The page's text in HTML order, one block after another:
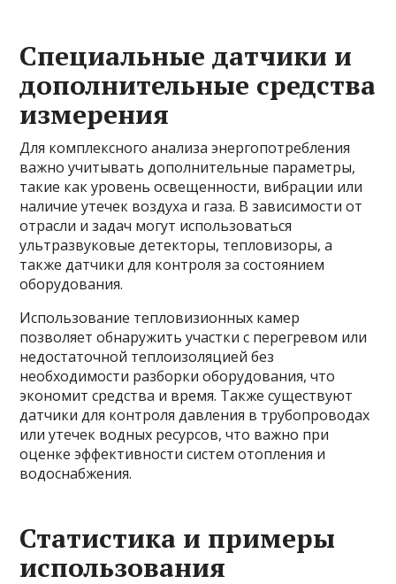
Специальные датчики и
дополнительные средства
измерения
Для комплексного анализа энергопотребления
важно учитывать дополнительные параметры,
такие как уровень освещенности, вибрации или
наличие утечек воздуха и газа. В зависимости от
отрасли и задач могут использоваться
ультразвуковые детекторы, тепловизоры, а
также датчики для контроля за состоянием
оборудования.
Использование тепловизионных камер
позволяет обнаружить участки с перегревом или
недостаточной теплоизоляцией без
необходимости разборки оборудования, что
экономит средства и время. Также существуют
датчики для контроля давления в трубопроводах
или утечек водных ресурсов, что важно при
оценке эффективности систем отопления и
водоснабжения.
Статистика и примеры
использования